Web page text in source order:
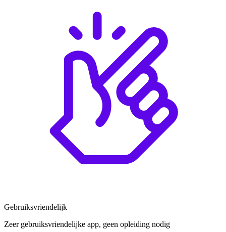
Gebruiksvriendelijk
Zeer gebruiksvriendelijke app, geen opleiding nodig